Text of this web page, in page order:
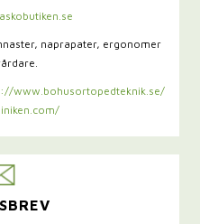
naprapater, ergonomer
www.bohusortopedteknik.se/